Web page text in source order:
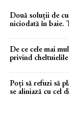
Două soluții de
niciodată în baie.
De ce cele mai
privind cheltuielile
Poți să refuzi să
se aliniază cu cel